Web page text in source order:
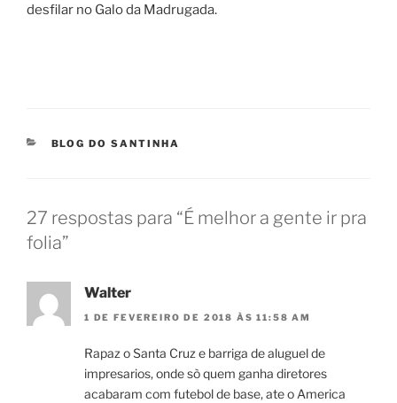
desfilar no Galo da Madrugada.
CATEGORIAS
BLOG DO SANTINHA
27 respostas para “É melhor a gente ir pra
folia”
Walter
1 DE FEVEREIRO DE 2018 ÀS 11:58 AM
Rapaz o Santa Cruz e barriga de aluguel de
impresarios, onde sò quem ganha diretores
acabaram com futebol de base, ate o America